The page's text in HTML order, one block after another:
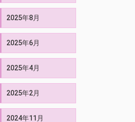
2025年8月
2025年6月
2025年4月
2025年2月
2024年11月